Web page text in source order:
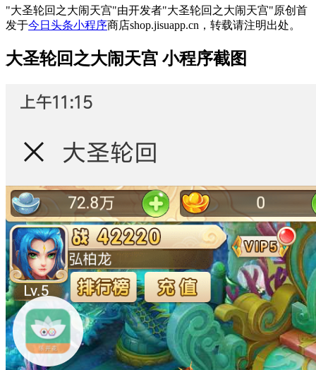
"大圣轮回之大闹天宫"由开发者"大圣轮回之大闹天宫"原创首
发于今日头条小程序商店shop.jisuapp.cn，转载请注明出处。
大圣轮回之大闹天宫 小程序截图